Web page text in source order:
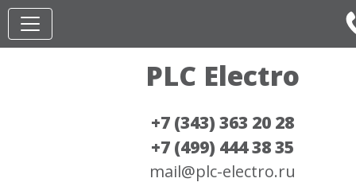
PLC Electro
+7 (343) 363 20 28
+7 (499) 444 38 35
mail@plc-electro.ru